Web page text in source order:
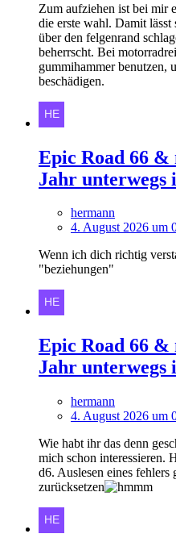
Zum aufziehen ist bei mir
die erste wahl. Damit
über den felgenrand
beherrscht. Bei
gummihammer benutzen,
beschädigen.
Epic Road 66 &
Jahr unterwegs
hermann
4. August 2026 um
Wenn ich dich richtig
"beziehungen"
Epic Road 66 &
Jahr unterwegs
hermann
4. August 2026 um
Wie habt ihr das denn
mich schon interessieren.
d6. Auslesen eines
zurücksetzen